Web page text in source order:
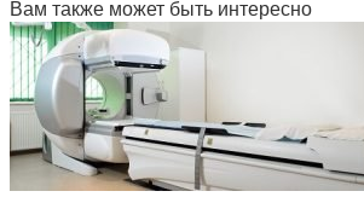
Вам также может быть интересно